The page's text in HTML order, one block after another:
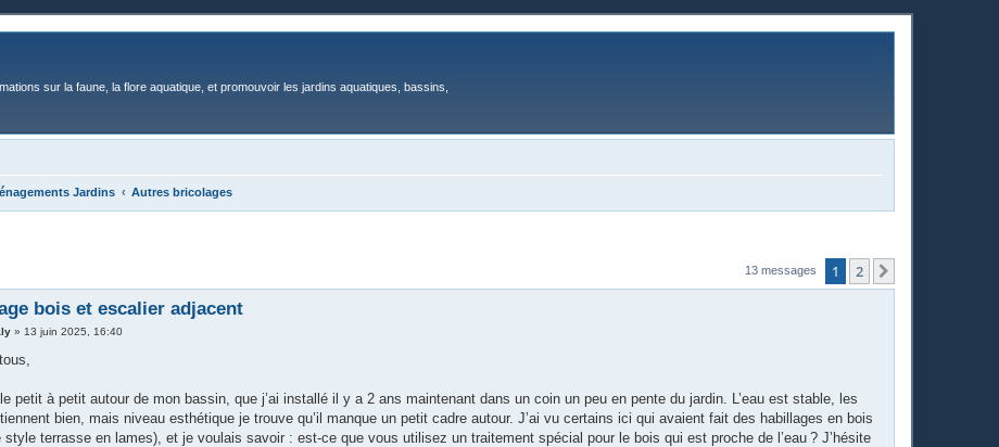
sur la faune, la flore aquatique, et promouvoir les jardins aquatiques, bassins,
Jardins Autres bricolages
13 messages 1 2
bois et escalier adjacent
» 13 juin 2025, 16:40
petit à petit autour de mon bassin, que j’ai installé il y a 2 ans maintenant dans un coin un peu en pente du jardin. L’eau est stable, les
bien, mais niveau esthétique je trouve qu’il manque un petit cadre autour. J’ai vu certains ici qui avaient fait des habillages en bois
style terrasse en lames), et je voulais savoir : est-ce que vous utilisez un traitement spécial pour le bois qui est proche de l’eau ? J’hésite